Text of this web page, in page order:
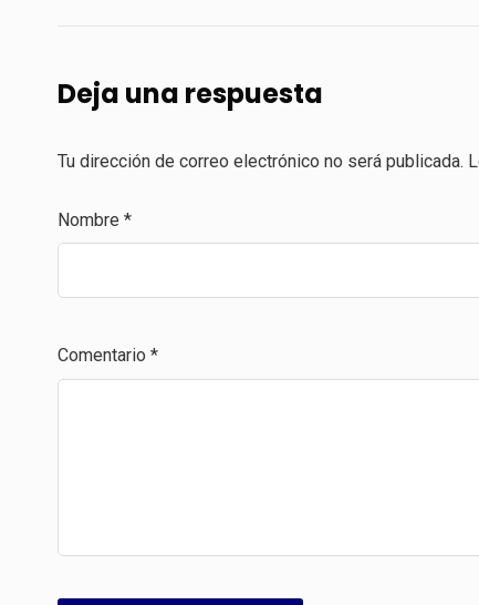
Deja una respuesta
Tu dirección de correo electrónico no será publicada.
Nombre *
Comentario *